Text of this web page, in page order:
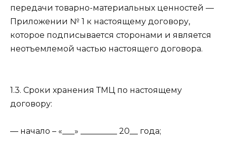
передачи товарно-материальных ценностей —
Приложении № 1 к настоящему договору,
которое подписывается сторонами и является
неотъемлемой частью настоящего договора.
1.3. Сроки хранения ТМЦ по настоящему
договору:
— начало – «___» _________ 20__ года;